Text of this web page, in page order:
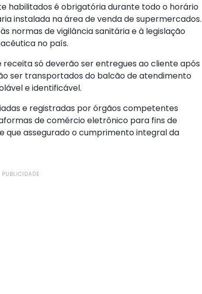
habilitados é obrigatória durante todo o horário
instalada na área de venda de supermercados.
normas de vigilância sanitária e à legislação
no país.
só deverão ser entregues ao cliente após
ser transportados do balcão de atendimento
e identificável.
e registradas por órgãos competentes
de comércio eletrônico para fins de
que assegurado o cumprimento integral da
PUBLICIDADE